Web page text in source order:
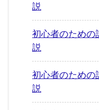
説
初心者のため
説
初心者のため
説